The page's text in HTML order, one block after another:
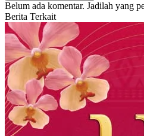
Belum ada komentar. Jadilah yang
Berita Terkait